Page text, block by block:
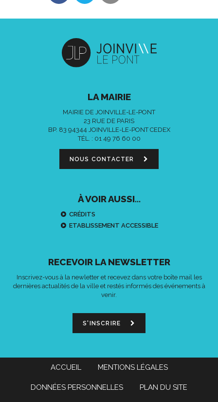
LA MAIRIE
MAIRIE DE JOINVILLE-LE-PONT
23 RUE DE PARIS
BP. 83 94344 JOINVILLE-LE-PONT CEDEX
TÉL. : 01 49 76 60 00
NOUS CONTACTER
À VOIR AUSSI...
CRÉDITS
ETABLISSEMENT ACCESSIBLE
RECEVOIR LA NEWSLETTER
Inscrivez-vous à la newletter et recevez dans votre boîte mail les
dernières actualités de la ville et restés informés des événements à
venir.
S'INSCRIRE
ACCUEIL MENTIONS LÉGALES
DONNÉES PERSONNELLES PLAN DU SITE